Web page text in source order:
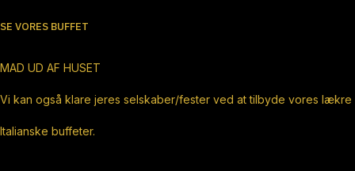
SE VORES BUFFET
MAD UD AF HUSET
Vi kan også klare jeres selskaber/fester ved at tilbyde vores lækre
Italianske buffeter.